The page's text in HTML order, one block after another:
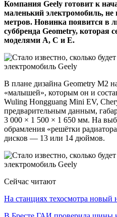
Компания Geely готовит к
маленький электромобиль,
метров. Новинка появится в
суббренда Geometry, которая
моделями A, C и E.
В плане дизайна Geometry M2
«малышей», которым он и
Wuling Hongguang Mini EV,
предварительным данным,
3 000 × 1 500 × 1 650 мм. На
обрамления «решётки
дисков — 13 или 14 дюймов.
Сейчас читают
На станциях техосмотра